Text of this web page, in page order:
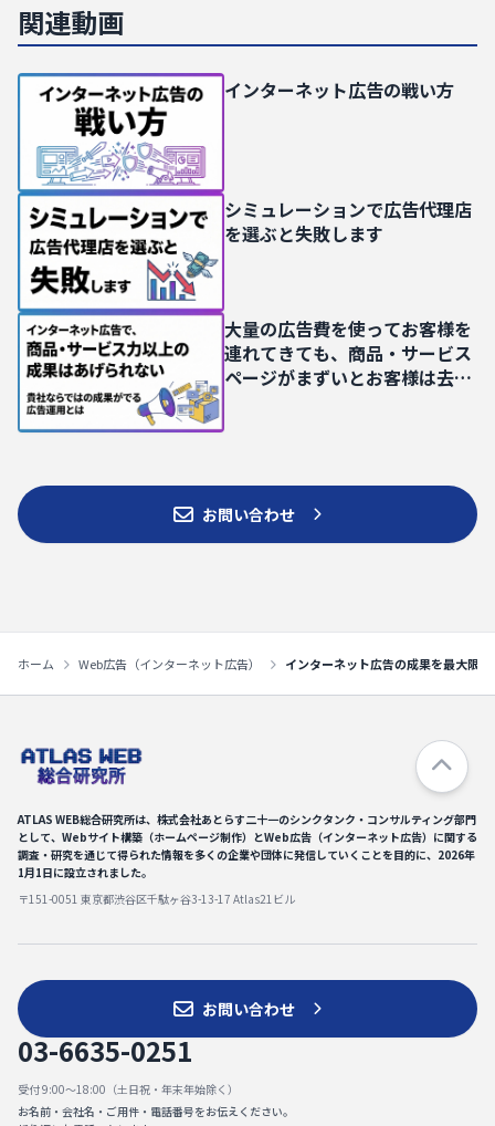
関連動画
インターネット広告の戦い方
シミュレーションで広告代理店
を選ぶと失敗します
大量の広告費を使ってお客様を
連れてきても、商品・サービス
ページがまずいとお客様は去っ
お問い合わせ
ホーム Web広告（インターネット広告） インターネット広告の成果を最大限
ATLAS WEB総合研究所は、株式会社あとらす二十一のシンクタンク・コンサルティング部門
として、Webサイト構築（ホームページ制作）とWeb広告（インターネット広告）に関する
調査・研究を通じて得られた情報を多くの企業や団体に発信していくことを目的に、2026年
1月1日に設立されました。
〒151-0051 東京都渋谷区千駄ヶ谷3-13-17 Atlas21ビル
お問い合わせ
03-6635-0251
受付 9:00～18:00（土日祝・年末年始除く）
お名前・会社名・ご用件・電話番号をお伝えください。